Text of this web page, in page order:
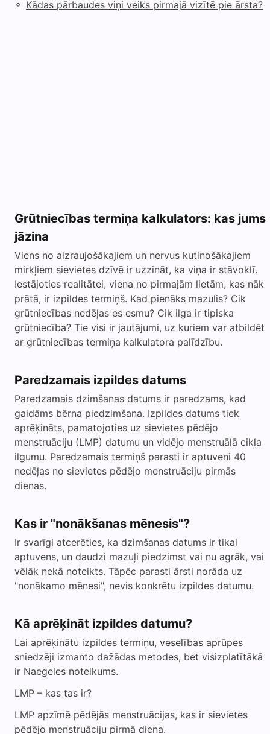
◦ Kādas pārbaudes viņi veiks pirmajā vizītē pie ārsta?
Grūtniecības termiņa kalkulators: kas jums
jāzina
Viens no aizraujošākajiem un nervus kutinošākajiem
mirkļiem sievietes dzīvē ir uzzināt, ka viņa ir stāvoklī.
Iestājoties realitātei, viena no pirmajām lietām, kas nāk
prātā, ir izpildes termiņš. Kad pienāks mazulis? Cik
grūtniecības nedēļas es esmu? Cik ilga ir tipiska
grūtniecība? Tie visi ir jautājumi, uz kuriem var atbildēt
ar grūtniecības termiņa kalkulatora palīdzību.
Paredzamais izpildes datums
Paredzamais dzimšanas datums ir paredzams, kad
gaidāms bērna piedzimšana. Izpildes datums tiek
aprēķināts, pamatojoties uz sievietes pēdējo
menstruāciju (LMP) datumu un vidējo menstruālā cikla
ilgumu. Paredzamais termiņš parasti ir aptuveni 40
nedēļas no sievietes pēdējo menstruāciju pirmās
dienas.
Kas ir "nonākšanas mēnesis"?
Ir svarīgi atcerēties, ka dzimšanas datums ir tikai
aptuvens, un daudzi mazuļi piedzimst vai nu agrāk, vai
vēlāk nekā noteikts. Tāpēc parasti ārsti norāda uz
"nonākamo mēnesi", nevis konkrētu izpildes datumu.
Kā aprēķināt izpildes datumu?
Lai aprēķinātu izpildes termiņu, veselības aprūpes
sniedzēji izmanto dažādas metodes, bet visizplatītākā
ir Naegeles noteikums.
LMP – kas tas ir?
LMP apzīmē pēdējās menstruācijas, kas ir sievietes
pēdējo menstruāciju pirmā diena.